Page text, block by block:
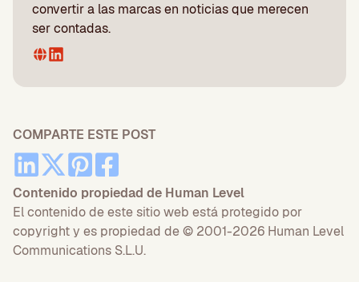
convertir a las marcas en noticias que merecen
ser contadas.
COMPARTE ESTE POST
Contenido propiedad de Human Level
El contenido de este sitio web está protegido por
copyright y es propiedad de © 2001-2026 Human Level
Communications S.L.U.